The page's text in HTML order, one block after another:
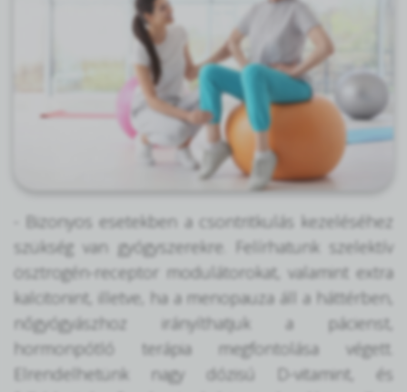
- Bizonyos esetekben a csontritkulás kezeléséhez
szükség van gyógyszerekre. Felírhatunk szelektív
ösztrogén-receptor modulátorokat, valamint extra
kalcitonint, illetve, ha a menopauza áll a háttérben,
nőgyógyászhoz irányíthatjuk a pácienst,
hormonpótló terápia megfontolása végett.
Elrendelhetünk nagy dózisú D-vitamint, és